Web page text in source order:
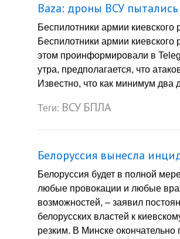
Baza: дроны ВСУ
Беспилотники армии
Беспилотники армии
этом проинформировали в
утра, предполагается, что
Известно, что как минимум
Теги: ВСУ БПЛА
Белоруссия вынесла
Белоруссия будет в полной
любые провокации и любые
возможностей, – заявил
белорусских властей к
резким. В Минске окончательно